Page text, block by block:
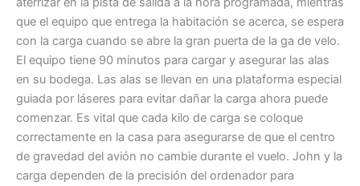
que el equipo que entrega la habitación se acerca, se espera
con la carga cuando se abre la gran puerta de la ga de velo.
El equipo tiene 90 minutos para cargar y asegurar las alas
en su bodega. Las alas se llevan en una plataforma especial
guiada por láseres para evitar dañar la carga ahora puede
comenzar. Es vital que cada kilo de carga se coloque
correctamente en la casa para asegurarse de que el centro
de gravedad del avión no cambie durante el vuelo. John y la
carga dependen de la precisión del ordenador para